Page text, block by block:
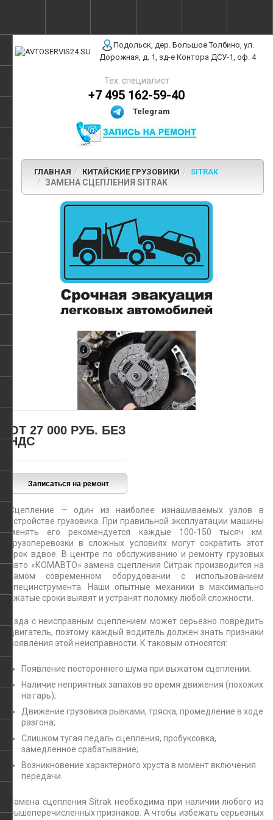
Подольск, дер. Большое Толбино, ул.
Дорожная, д. 1, зд-е Контора ДСУ-1, оф. 4
Тех. специалист
+7 495 162-59-40
Telegram
ГЛАВНАЯ КИТАЙСКИЕ ГРУЗОВИКИ SITRAK
ЗАМЕНА СЦЕПЛЕНИЯ SITRAK
ОТ 27 000 РУБ. БЕЗ
НДС
Сцепление — один из наиболее изнашиваемых узлов в
устройстве грузовика. При правильной эксплуатации машины
менять его рекомендуется каждые 100-150 тысяч км.
Грузоперевозки в сложных условиях могут сократить этот
срок вдвое. В центре по обслуживанию и ремонту грузовых
авто «КОМАВТО» замена сцепления Ситрак производится на
самом современном оборудовании с использованием
специнструмента. Наши опытные механики в максимально
сжатые сроки выявят и устранят поломку любой сложности.
Езда с неисправным сцеплением может серьезно повредить
двигатель, поэтому каждый водитель должен знать признаки
появления этой неисправности. К таковым относятся:
Появление постороннего шума при выжатом сцеплении;
Наличие неприятных запахов во время движения (похожих
на гарь);
Движение грузовика рывками, тряска, промедление в ходе
разгона;
Слишком тугая педаль сцепления, пробуксовка,
замедленное срабатывание;
Возникновение характерного хруста в момент включения
передачи.
Замена сцепления Sitrak необходима при наличии любого из
вышеперечисленных признаков. А чтобы избежать серьезных